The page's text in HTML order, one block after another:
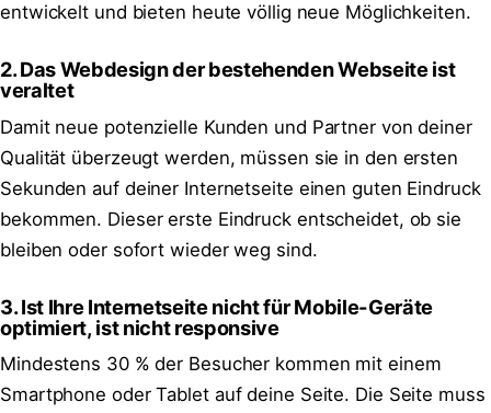
entwickelt und bieten heute völlig neue Möglichkeiten.
2. Das Webdesign der bestehenden Webseite ist
veraltet
Damit neue potenzielle Kunden und Partner von deiner
Qualität überzeugt werden, müssen sie in den ersten
Sekunden auf deiner Internetseite einen guten Eindruck
bekommen. Dieser erste Eindruck entscheidet, ob sie
bleiben oder sofort wieder weg sind.
3. Ist Ihre Internetseite nicht für Mobile-Geräte
optimiert, ist nicht responsive
Mindestens 30 % der Besucher kommen mit einem
Smartphone oder Tablet auf deine Seite. Die Seite muss